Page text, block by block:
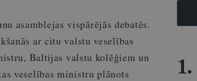
asamblejas vispārējās debatēs.
ar citu valstu veselības
Baltijas valstu kolēģiem un
veselības ministru plānots
1.